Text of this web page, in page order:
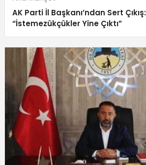
AK Parti İl Başkanı’ndan Sert Çıkış:
“İstemezükçükler Yine Çıktı”